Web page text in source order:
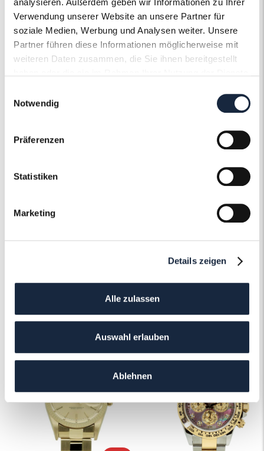
analysieren. Außerdem geben wir Informationen zu Ihrer
Verwendung unserer Website an unsere Partner für
soziale Medien, Werbung und Analysen weiter. Unsere
Partner führen diese Informationen möglicherweise mit
weiteren Daten zusammen, die Sie ihnen bereitgestellt
Notwendig
Präferenzen
Statistiken
Marketing
Details zeigen
Alle zulassen
Auswahl erlauben
Ablehnen
Ob Gravur, Politur oder ein neues Armband
– Gerne pflegen und gestalten wir Ihre Uhr
nach Ihren individuellen Wünschen und
Das könnte Ihnen auch gefallen!